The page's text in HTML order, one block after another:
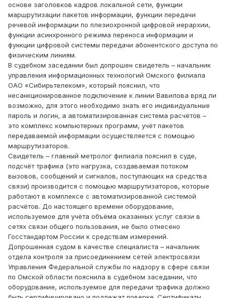
основе заголовков кадров локальной сети, функции
маршрутизации пакетов информации, функции передачи
речевой информации по плезиохронной цифровой иерархии,
функции асинхронного режима переноса информации и
функции цифровой системы передачи абонентского доступа по
физическим линиям.
В судебном заседании был допрошен свидетель – начальник
управления информационных технологий Омского филиала
ОАО «Сибирьтелеком», который пояснил, что
несанкционированное подключение к линии Вавилова вряд ли
возможно, для этого необходимо знать его индивидуальные
пароль и логин, а автоматизированная система расчётов –
это комплекс компьютерных программ, учёт пакетов
передаваемой информации осуществляется с помощью
маршрутизаторов.
Свидетель – главный метролог филиала пояснил в суде,
подсчёт трафика (это нагрузка, создаваемая потоком
вызовов, сообщений и сигналов, поступающих на средства
связи) производится с помощью маршрутизаторов, которые
работают в комплексе с автоматизированной системой
расчётов. До настоящего времени оборудование,
используемое для учёта объёма оказанных услуг связи в
сетях связи общего пользования, не было отнесено
Госстандартом России к средствам измерений.
Допрошенная судом в качестве специалиста – начальник
отдела контроля за присоединением сетей электросвязи
Управления Федеральной службы по надзору в сфере связи
по Омской области пояснила в судебном заседании, что
оборудование, используемое для передачи трафика должно